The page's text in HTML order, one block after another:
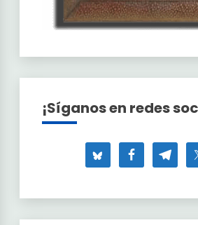
¡Síganos en redes